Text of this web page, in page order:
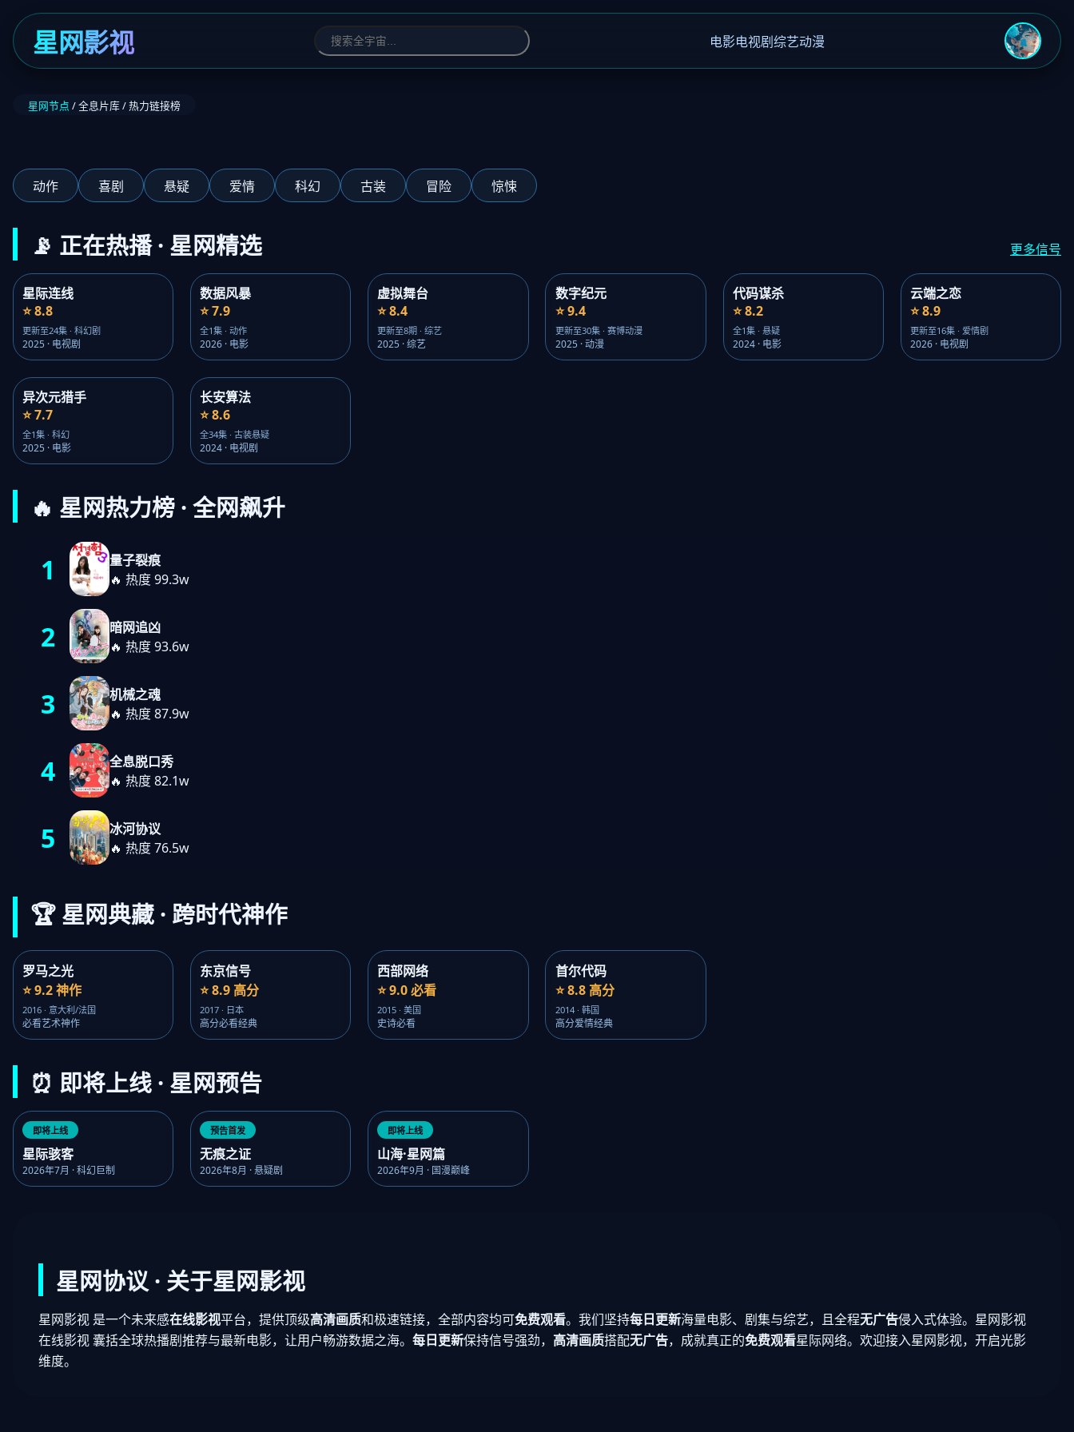
星网影视 电影电视剧综艺动漫
星网节点 / 全息片库 / 热力链接榜
动作 喜剧 悬疑 爱情 科幻 古装 冒险 惊悚
📡 正在热播 · 星网精选 更多信号
星际连线
⭐ 8.8
更新至24集 · 科幻剧
2025 · 电视剧
数据风暴
⭐ 7.9
全1集 · 动作
2026 · 电影
虚拟舞台
⭐ 8.4
更新至8期 · 综艺
2025 · 综艺
数字纪元
⭐ 9.4
更新至30集 · 赛博动漫
2025 · 动漫
代码谋杀
⭐ 8.2
全1集 · 悬疑
2024 · 电影
云端之恋
⭐ 8.9
更新至16集 · 爱情剧
2026 · 电视剧
异次元猎手
⭐ 7.7
全1集 · 科幻
2025 · 电影
长安算法
⭐ 8.6
全34集 · 古装悬疑
2024 · 电视剧
🔥 星网热力榜 · 全网飙升
1
量子裂痕
🔥 热度 99.3w
2
暗网追凶
🔥 热度 93.6w
3
机械之魂
🔥 热度 87.9w
4
全息脱口秀
🔥 热度 82.1w
5
冰河协议
🔥 热度 76.5w
🏆 星网典藏 · 跨时代神作
罗马之光
⭐ 9.2 神作
2016 · 意大利/法国
必看艺术神作
东京信号
⭐ 8.9 高分
2017 · 日本
高分必看经典
西部网络
⭐ 9.0 必看
2015 · 美国
史诗必看
首尔代码
⭐ 8.8 高分
2014 · 韩国
高分爱情经典
⏰ 即将上线 · 星网预告
即将上线
星际骇客
2026年7月 · 科幻巨制
预告首发
无痕之证
2026年8月 · 悬疑剧
即将上线
山海·星网篇
2026年9月 · 国漫巅峰
星网协议 · 关于星网影视
星网影视 是一个未来感在线影视平台，提供顶级高清画质和极速链接，全部内容均可免费观看。我们坚持每日更新海量电影、剧集与综艺，且全程无广告侵入式体验。星网影视
在线影视 囊括全球热播剧推荐与最新电影，让用户畅游数据之海。 每日更新保持信号强劲， 高清画质搭配无广告，成就真正的免费观看星际网络。欢迎接入星网影视，开启光影
维度。